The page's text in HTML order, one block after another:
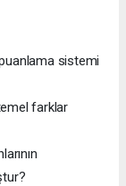
sistemi
farklar